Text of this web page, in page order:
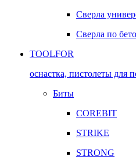
Сверла
Сверла по
TOOLFOR
оснастка, пистолеты для
Биты
COREBIT
STRIKE
STRONG